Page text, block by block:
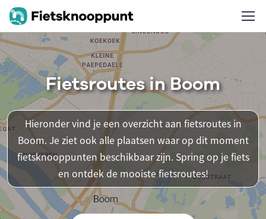
Fietsroutes in Boom
Hieronder vind je een overzicht aan fietsroutes in
Boom. Je ziet ook alle plaatsen waar op dit moment
fietsknooppunten beschikbaar zijn. Spring op je fiets
en ontdek de mooiste fietsroutes!